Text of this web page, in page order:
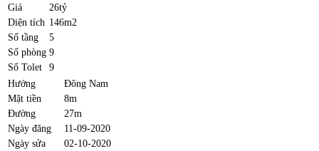
Giá
26tỷ
Diện tích 146m2
Số tầng
5
Số phòng 9
Số Tolet
9
Hướng
Đông Nam
Mặt tiền
8m
Đường
27m
Ngày đăng
11-09-2020
Ngày sửa
02-10-2020